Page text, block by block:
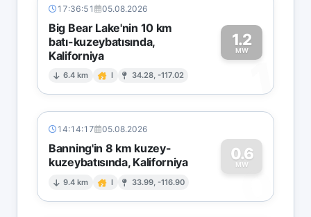
17:36:51 05.08.2026
Big Bear Lake'nin 10 km
batı-kuzeybatısında,
Kaliforniya
6.4 km I 34.28, -117.02
1.2
MW
1
14:14:17 05.08.2026
Banning'in 8 km kuzey-
kuzeybatısında, Kaliforniya
9.4 km I 33.99, -116.90
0.6
MW
0